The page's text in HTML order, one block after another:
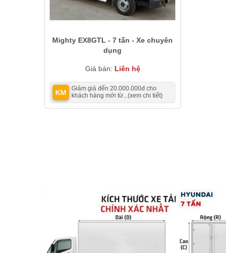
Mighty EX8GTL - 7 tấn - Xe chuyên
dụng
Giá bán: Liên hệ
KM
Giảm giá đến 20.000.000đ cho
khách hàng mới từ...(xem chi tiết)